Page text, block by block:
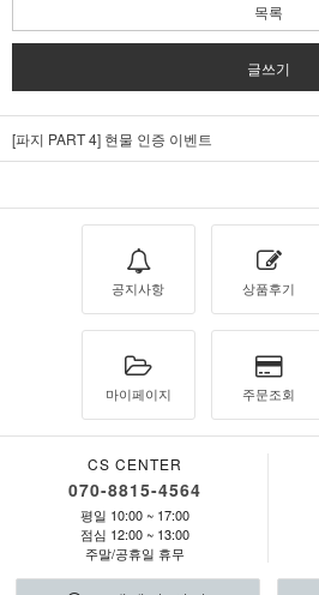
목록
글쓰기
[파지 PART 4] 현물 인증 이벤트
공지사항 상품후기
마이페이지 주문조회
CS CENTER
070-8815-4564
평일 10:00 ~ 17:00
점심 12:00 ~ 13:00
주말/공휴일 휴무